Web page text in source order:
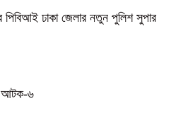
পিবিআই ঢাকা জেলার নতুন পুলিশ সুপার
আটক-৬